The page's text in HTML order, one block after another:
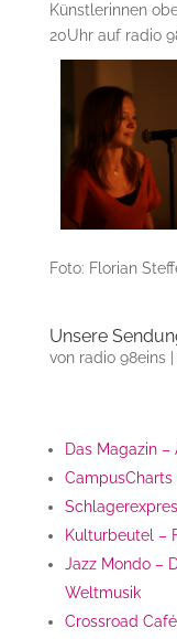
Künstlerinnen
20Uhr auf radio
Foto: Florian
Unsere
von radio 98eins|
Das Magazin
CampusCharts
Kulturbeutel –
Jazz Mondo –
Weltmusik
Crossroad